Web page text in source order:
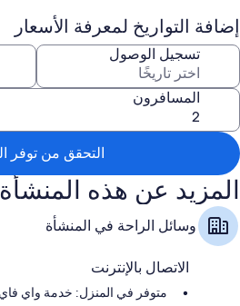
ample play space or room for entertaining
small. Perfect set up for wedding parties
too.
إضافة التواريخ لمعرفة الأسعار
تسجيل الوصول
المسافرون
التحقق من توفر
المزيد عن هذه المنشأة
وسائل الراحة في المنشأة
الاتصال بالإنترنت
متوفر في المنزل: خدمة واي فاي